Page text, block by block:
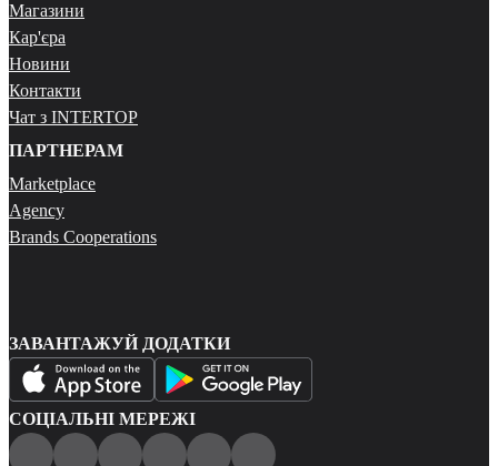
Магазини
Кар'єра
Новини
Контакти
Чат з INTERTOP
ПАРТНЕРАМ
Marketplace
Agency
Brands Cooperations
ЗАВАНТАЖУЙ ДОДАТКИ
СОЦІАЛЬНІ МЕРЕЖІ